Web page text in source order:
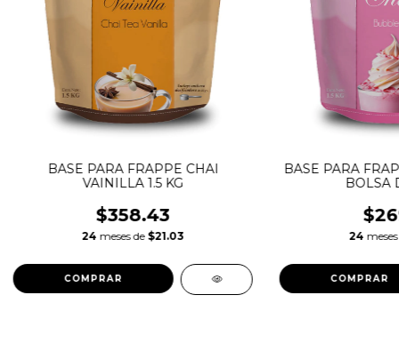
BASE PARA FRAPPE CHAI
VAINILLA 1.5 KG
$358.43
24 meses de $21.03
BASE PARA
BOLSA
24